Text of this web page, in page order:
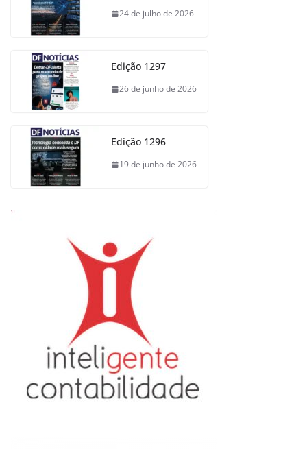
24 de julho de 2026
Edição 1297
26 de junho de 2026
Edição 1296
19 de junho de 2026